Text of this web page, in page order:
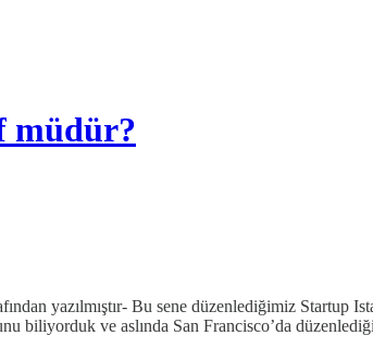
müdür?
yazılmıştır- Bu sene düzenlediğimiz Startup
biliyorduk ve aslında San Francisco’da